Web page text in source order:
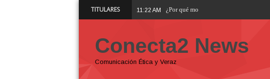
TITULARES 11:22 AM ¿Por qué molesta que una enfermera deci
Conecta2 News
Comunicación Ética y Veraz